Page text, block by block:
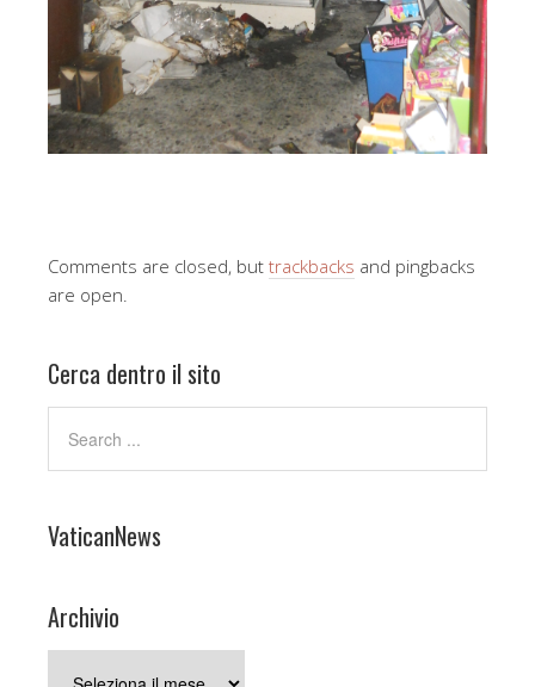
Comments are closed, but trackbacks and pingbacks
are open.
Cerca dentro il sito
VaticanNews
Archivio